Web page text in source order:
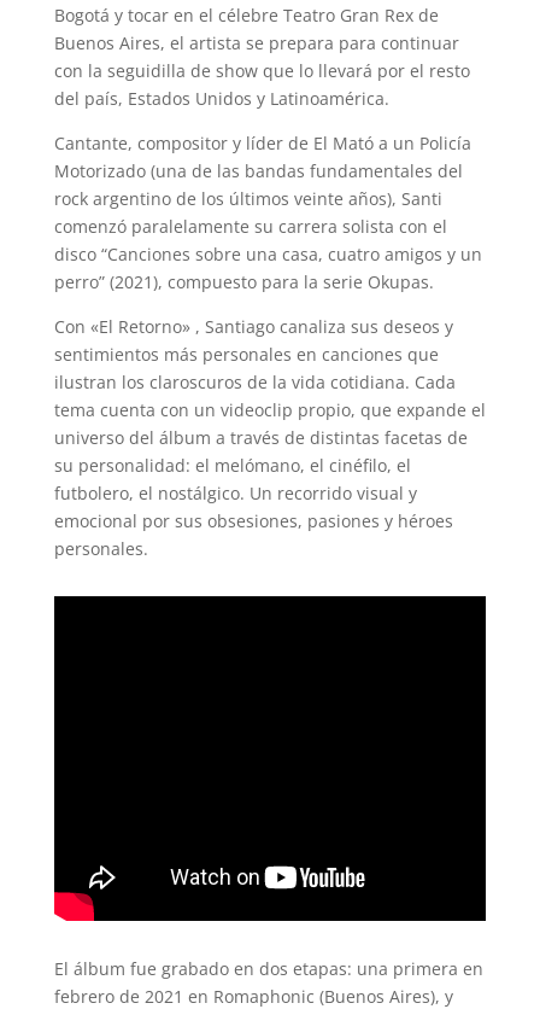
Bogotá y tocar en el célebre Teatro Gran Rex de
Buenos Aires, el artista se prepara para continuar
con la seguidilla de show que lo llevará por el resto
del país, Estados Unidos y Latinoamérica.
Cantante, compositor y líder de El Mató a un Policía
Motorizado (una de las bandas fundamentales del
rock argentino de los últimos veinte años), Santi
comenzó paralelamente su carrera solista con el
disco “Canciones sobre una casa, cuatro amigos y un
perro” (2021), compuesto para la serie Okupas.
Con «El Retorno» , Santiago canaliza sus deseos y
sentimientos más personales en canciones que
ilustran los claroscuros de la vida cotidiana. Cada
tema cuenta con un videoclip propio, que expande el
universo del álbum a través de distintas facetas de
su personalidad: el melómano, el cinéfilo, el
futbolero, el nostálgico. Un recorrido visual y
emocional por sus obsesiones, pasiones y héroes
personales.
El álbum fue grabado en dos etapas: una primera en
febrero de 2021 en Romaphonic (Buenos Aires), y